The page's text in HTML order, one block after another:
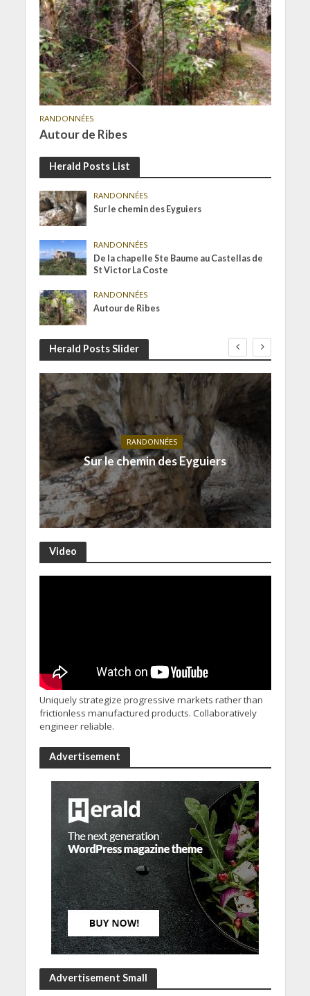
RANDONNÉES
Autour de Ribes
Herald Posts List
RANDONNÉES
Sur le chemin des Eyguiers
RANDONNÉES
De la chapelle Ste Baume au Castellas de
St Victor La Coste
RANDONNÉES
Autour de Ribes
Herald Posts Slider
RANDONNÉES
Sur le chemin des Eyguiers
Video
Uniquely strategize progressive markets rather than
frictionless manufactured products. Collaboratively
engineer reliable.
Advertisement
Advertisement Small